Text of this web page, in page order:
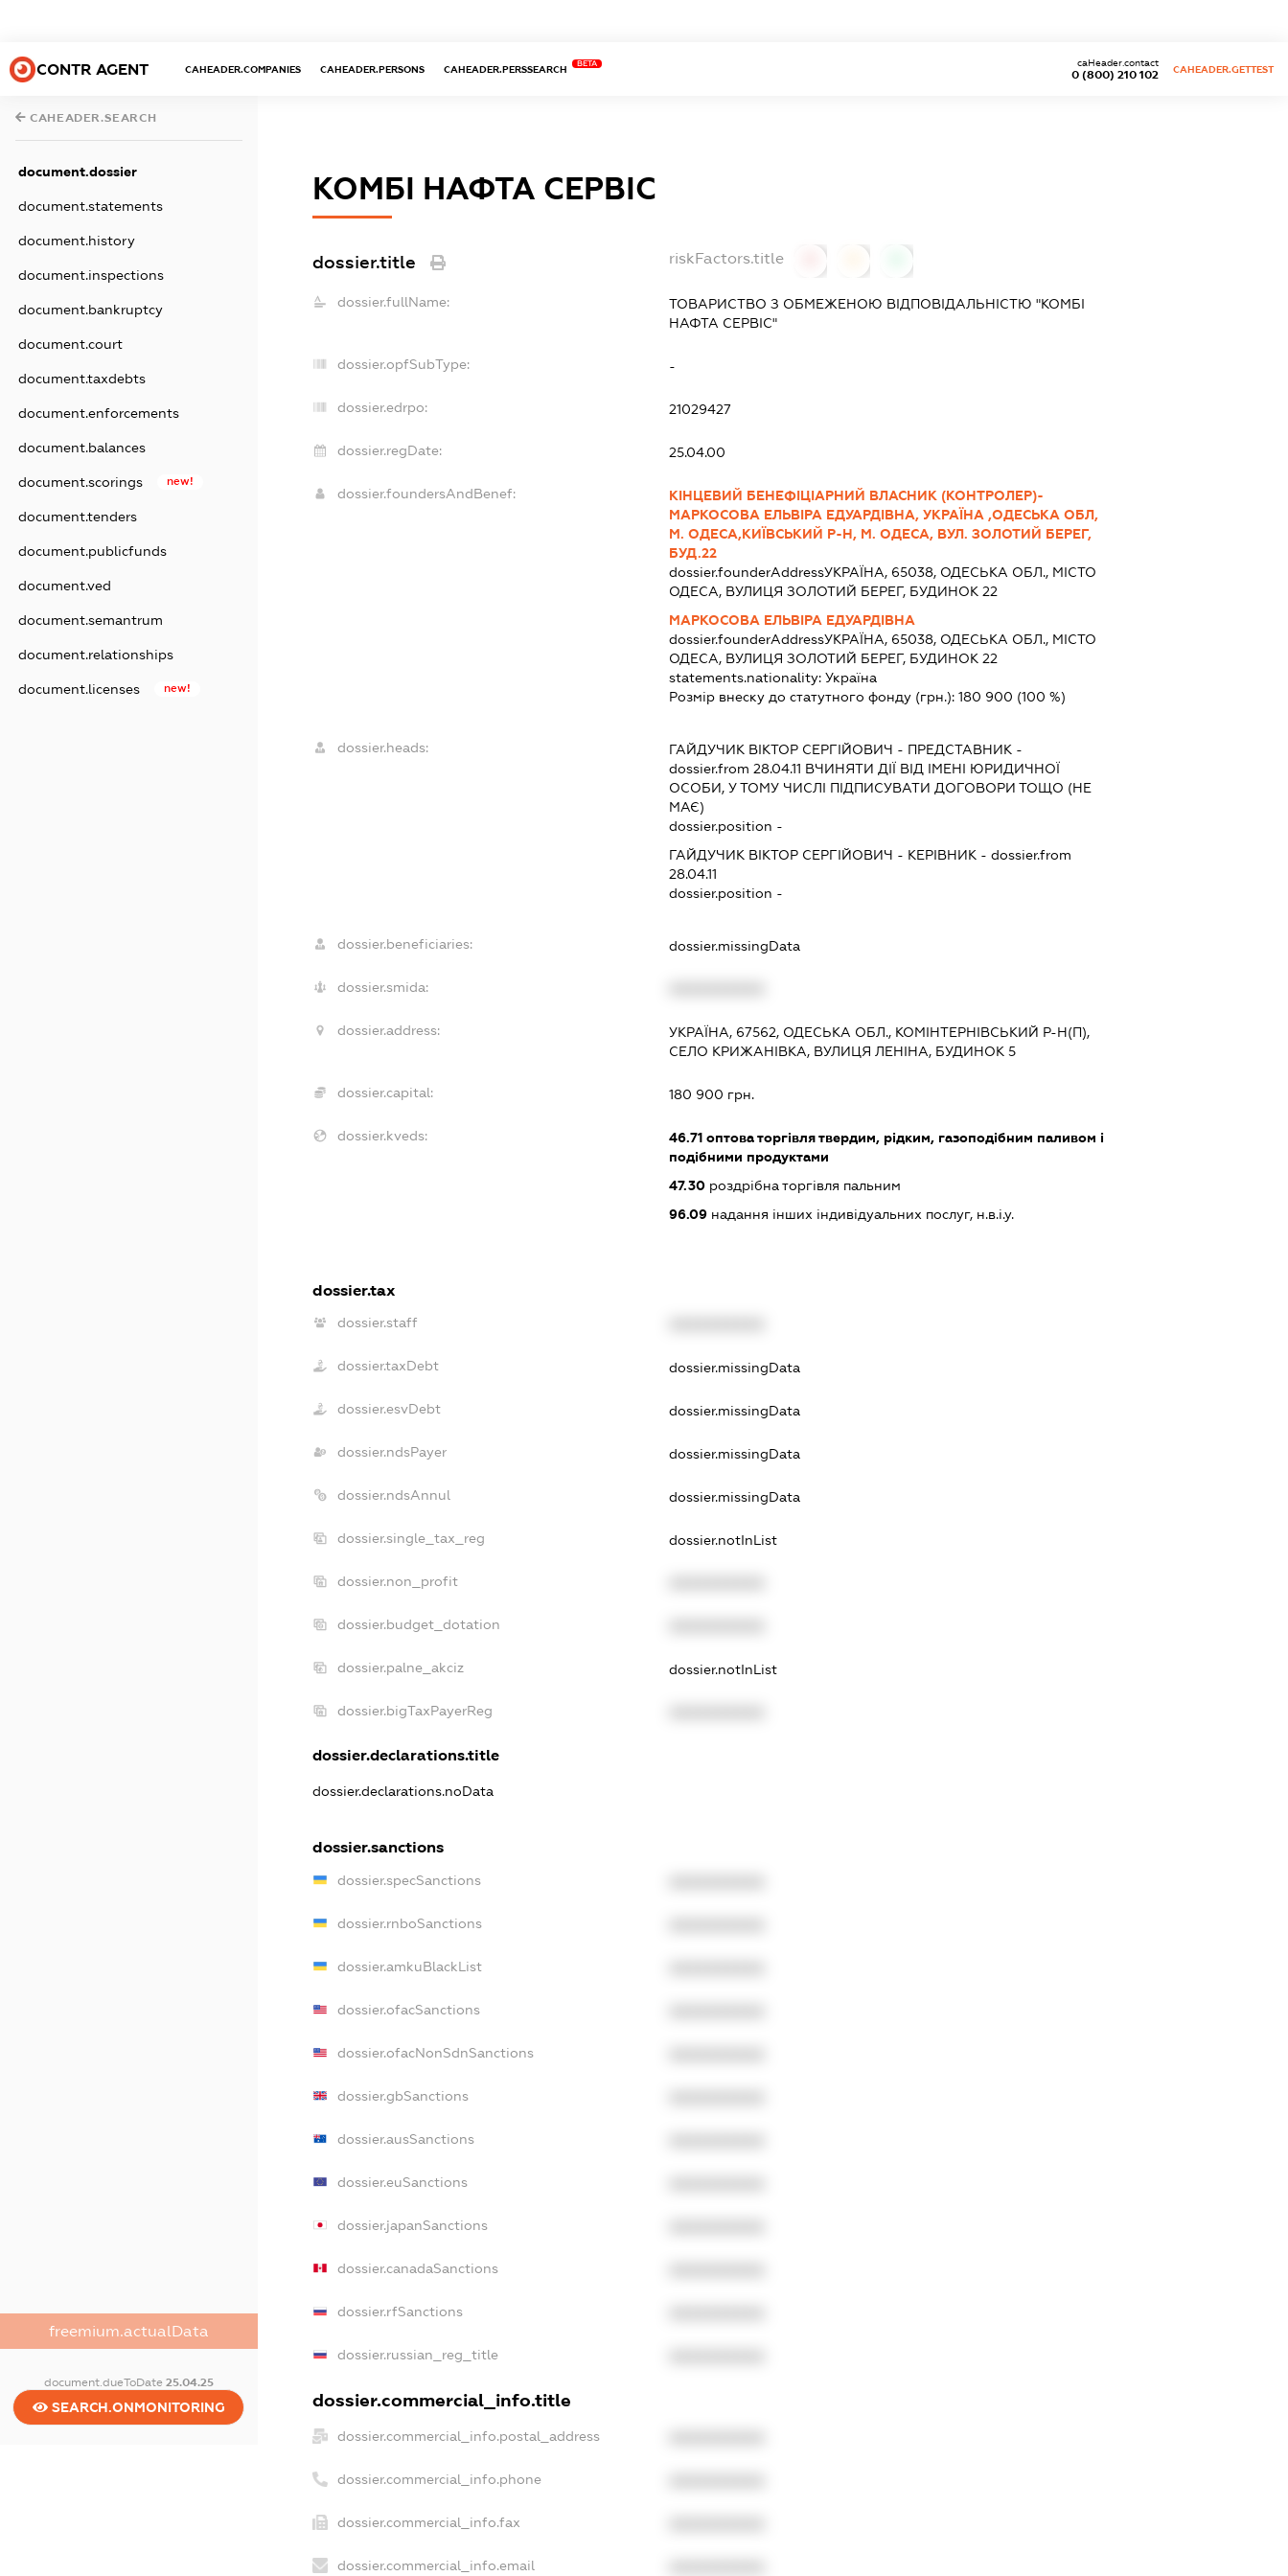
CONTR AGENT CAHEADER.COMPANIES CAHEADER.PERSONS CAHEADER.PERSSEARCH
BETA
0 (800) 210 102
caHeader.contact
CAHEADER.GETTEST
CAHEADER.SEARCH
document.dossier
document.statements
document.history
document.inspections
document.bankruptcy
document.court
document.taxdebts
document.enforcements
document.balances
document.scorings new!
document.tenders
document.publicfunds
document.ved
document.semantrum
document.relationships
document.licenses new!
freemium.actualData
document.dueToDate 25.04.25
SEARCH.ONMONITORING
КОМБІ НАФТА СЕРВІС
dossier.title riskFactors.title
dossier.fullName:
ТОВАРИСТВО З ОБМЕЖЕНОЮ ВІДПОВІДАЛЬНІСТЮ "КОМБІ
НАФТА СЕРВІС"
dossier.opfSubType: -
dossier.edrpo: 21029427
dossier.regDate: 25.04.00
dossier.foundersAndBenef:
КІНЦЕВИЙ БЕНЕФІЦІАРНИЙ ВЛАСНИК (КОНТРОЛЕР)-
МАРКОСОВА ЕЛЬВІРА ЕДУАРДІВНА, УКРАЇНА ,ОДЕСЬКА ОБЛ,
М. ОДЕСА,КИЇВСЬКИЙ Р-Н, М. ОДЕСА, ВУЛ. ЗОЛОТИЙ БЕРЕГ,
БУД.22
dossier.founderAddressУКРАЇНА, 65038, ОДЕСЬКА ОБЛ., МІСТО
ОДЕСА, ВУЛИЦЯ ЗОЛОТИЙ БЕРЕГ, БУДИНОК 22
МАРКОСОВА ЕЛЬВІРА ЕДУАРДІВНА
dossier.founderAddressУКРАЇНА, 65038, ОДЕСЬКА ОБЛ., МІСТО
ОДЕСА, ВУЛИЦЯ ЗОЛОТИЙ БЕРЕГ, БУДИНОК 22
statements.nationality: Україна
Розмір внеску до статутного фонду (грн.): 180 900 (100 %)
dossier.heads: ГАЙДУЧИК ВІКТОР СЕРГІЙОВИЧ - ПРЕДСТАВНИК -
dossier.from 28.04.11 ВЧИНЯТИ ДІЇ ВІД ІМЕНІ ЮРИДИЧНОЇ
ОСОБИ, У ТОМУ ЧИСЛІ ПІДПИСУВАТИ ДОГОВОРИ ТОЩО (НЕ
МАЄ)
dossier.position -
ГАЙДУЧИК ВІКТОР СЕРГІЙОВИЧ - КЕРІВНИК - dossier.from
28.04.11
dossier.position -
dossier.beneficiaries: dossier.missingData
dossier.smida:
dossier.address:
УКРАЇНА, 67562, ОДЕСЬКА ОБЛ., КОМІНТЕРНІВСЬКИЙ Р-Н(П),
СЕЛО КРИЖАНІВКА, ВУЛИЦЯ ЛЕНІНА, БУДИНОК 5
dossier.capital: 180 900 грн.
dossier.kveds: 46.71оптова торгівля твердим, рідким, газоподібним паливом і
подібними продуктами
47.30роздрібна торгівля пальним
96.09надання інших індивідуальних послуг, н.в.і.у.
dossier.tax
dossier.staff
dossier.taxDebt dossier.missingData
dossier.esvDebt dossier.missingData
dossier.ndsPayer dossier.missingData
dossier.ndsAnnul dossier.missingData
dossier.single_tax_reg dossier.notInList
dossier.non_profit
dossier.budget_dotation
dossier.palne_akciz dossier.notInList
dossier.bigTaxPayerReg
dossier.declarations.title
dossier.declarations.noData
dossier.sanctions
dossier.specSanctions
dossier.rnboSanctions
dossier.amkuBlackList
dossier.ofacSanctions
dossier.ofacNonSdnSanctions
dossier.gbSanctions
dossier.ausSanctions
dossier.euSanctions
dossier.japanSanctions
dossier.canadaSanctions
dossier.rfSanctions
dossier.russian_reg_title
dossier.commercial_info.title
dossier.commercial_info.postal_address
dossier.commercial_info.phone
dossier.commercial_info.fax
dossier.commercial_info.email